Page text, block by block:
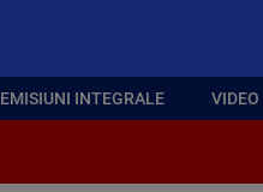
EMISIUNI INTEGRALE VIDEO